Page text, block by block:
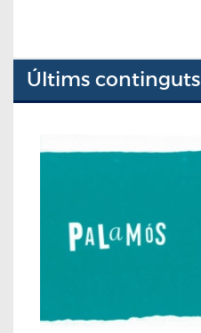
Últims continguts